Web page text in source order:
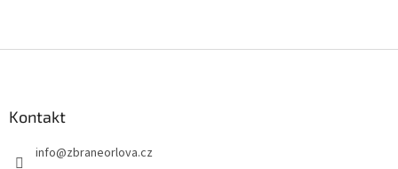
Kontakt
info@zbraneorlova.cz